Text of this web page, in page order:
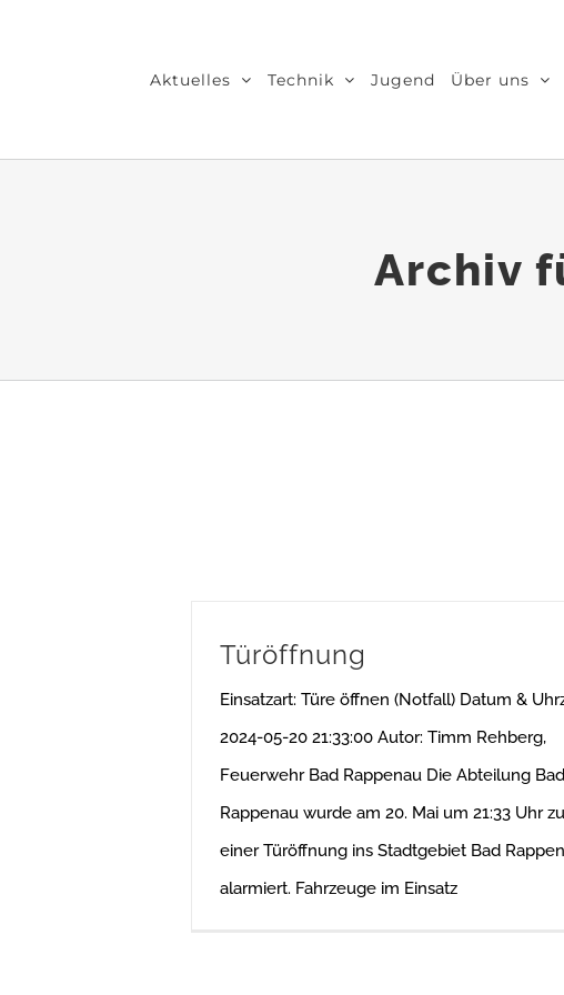
Aktuelles Technik Jugend Über uns
Archiv
Türöffnung
Einsatzart: Türe öffnen (Notfall) Datum &
2024-05-20 21:33:00 Autor: Timm Rehberg,
Feuerwehr Bad Rappenau Die Abteilung Bad
Rappenau wurde am 20. Mai um 21:33 Uhr zu
einer Türöffnung ins Stadtgebiet Bad
alarmiert. Fahrzeuge im Einsatz